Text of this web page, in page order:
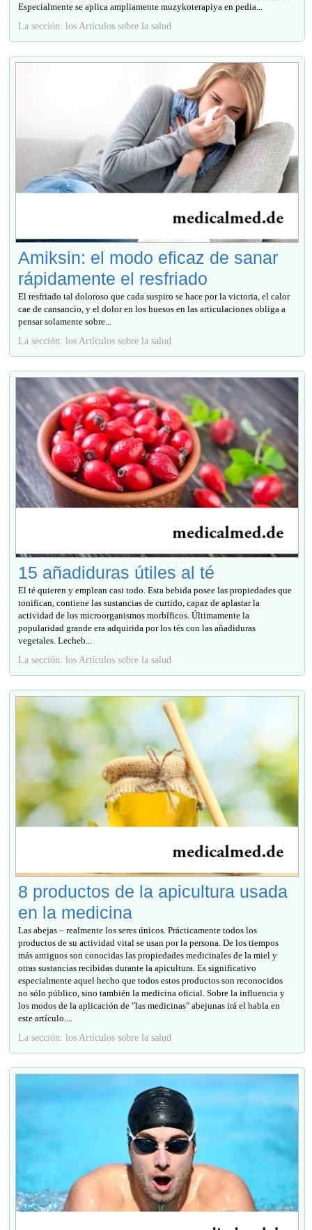
Especialmente se aplica ampliamente muzykoterapiya en pedia...
La sección: los Artículos sobre la salud
Amiksin: el modo eficaz de sanar
rápidamente el resfriado
El resfriado tal doloroso que cada suspiro se hace por la victoria, el calor
cae de cansancio, y el dolor en los huesos en las articulaciones obliga a
pensar solamente sobre...
La sección: los Artículos sobre la salud
15 añadiduras útiles al té
El té quieren y emplean casi todo. Esta bebida posee las propiedades que
tonifican, contiene las sustancias de curtido, capaz de aplastar la
actividad de los microorganismos morbíficos. Últimamente la
popularidad grande era adquirida por los tés con las añadiduras
vegetales. Lecheb...
La sección: los Artículos sobre la salud
8 productos de la apicultura usada
en la medicina
Las abejas – realmente los seres únicos. Prácticamente todos los
productos de su actividad vital se usan por la persona. De los tiempos
más antiguos son conocidas las propiedades medicinales de la miel y
otras sustancias recibidas durante la apicultura. Es significativo
especialmente aquel hecho que todos estos productos son reconocidos
no sólo público, sino también la medicina oficial. Sobre la influencia y
los modos de la aplicación de "las medicinas" abejunas irá el habla en
este artículo....
La sección: los Artículos sobre la salud